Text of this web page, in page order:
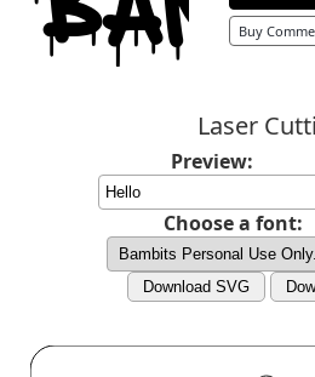
Buy
Laser
Preview:
Choose a font:
Download SVG